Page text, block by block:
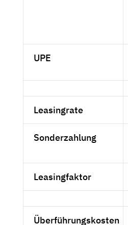
UPE
Leasingrate
Sonderzahlung
Leasingfaktor
Überführungskosten